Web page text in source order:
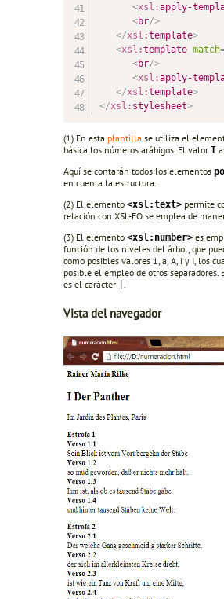
<xsl:apply-
<br/>
</xsl:template>
<xsl:template match
<br/>
<xsl:apply-
</xsl:template>
</xsl: stylesheet>
(1) En esta plantilla se utiliza el
básica los números arábigos. El valor I
Aquí se contarán todos los elementos
en cuenta la estructura.
(2) El elemento <xsl:text> permite
relación con XSL-FO se emplea de
(3) El elemento <xsl:number> es
función de los niveles del árbol, que
como posibles valores 1, a, A, i y I, los
posible el empleo de otros
es el carácter
Vista del navegador